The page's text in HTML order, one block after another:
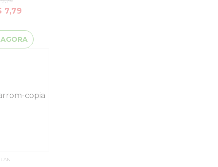
7,79